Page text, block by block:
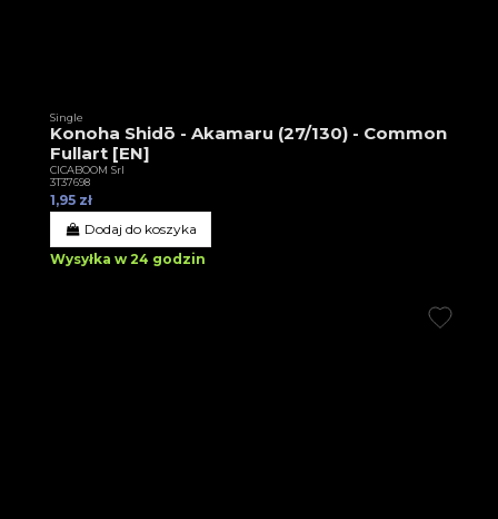
Single
Konoha Shidō - Akamaru (27/130) - Common
Fullart [EN]
CICABOOM Srl
3T37698
1,95 zł
Dodaj do koszyka
Wysyłka w 24 godzin